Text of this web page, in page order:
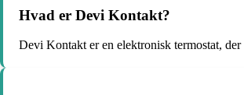
Hvad er Devi Kontakt?
Devi Kontakt er en elektronisk termostat,